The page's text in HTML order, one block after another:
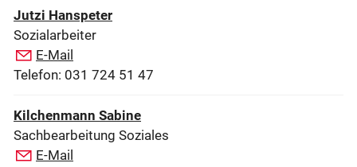
Jutzi Hanspeter
Sozialarbeiter
E-Mail
Telefon: 031 724 51 47
Kilchenmann Sabine
Sachbearbeitung Soziales
E-Mail